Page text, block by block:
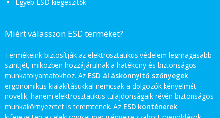
Egyéb ESD kiegészítők
Miért válasszon ESD terméket?
Termékeink biztosítják az elektrosztatikus védelem legmagasabb
szintjét, miközben hozzájárulnak a hatékony és biztonságos
munkafolyamatokhoz. Az ESD álláskönnyítő szőnyegek
ergonomikus kialakításukkal nemcsak a dolgozók kényelmét
növelik, hanem elektrosztatikus tulajdonságaik révén biztonságos
munkakörnyezetet is teremtenek. Az ESD konténerek